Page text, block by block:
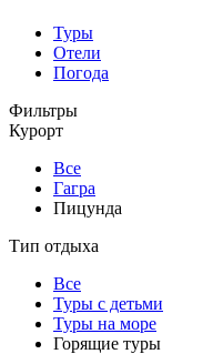
Туры
Отели
Погода
Фильтры
Курорт
Все
Гагра
Пицунда
Тип отдыха
Все
Туры с детьми
Туры на море
Горящие туры